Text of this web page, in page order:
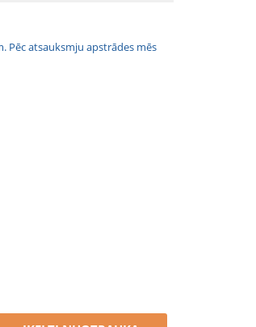
Pēc atsauksmju apstrādes mēs